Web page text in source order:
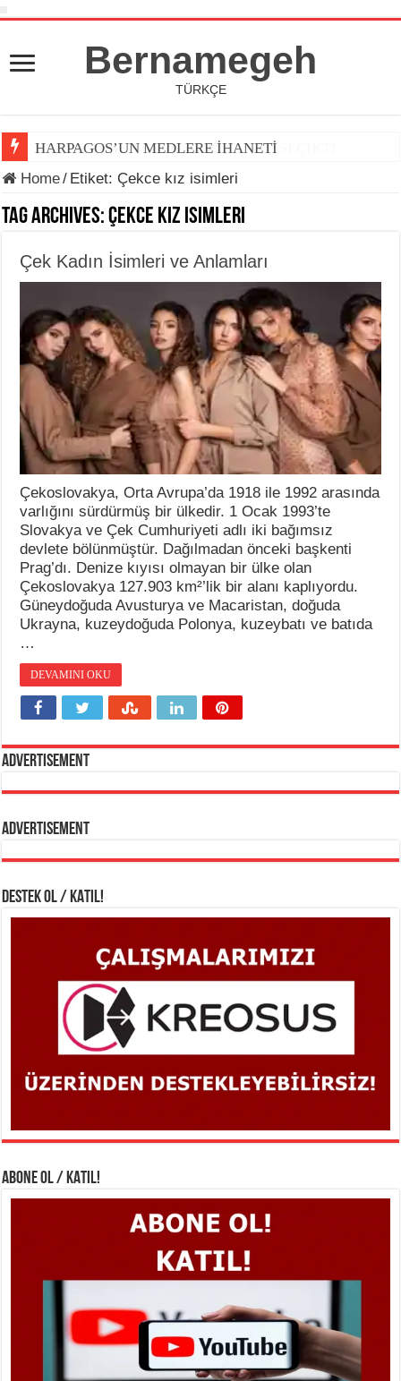
Bernamegeh
TÜRKÇE
HARPAGOS’UN MEDLERE İHANETİ
Home/ Etiket: Çekce kız isimleri
Tag Archives:Çekce kız isimleri
Çek Kadın İsimleri ve Anlamları
Çekoslovakya, Orta Avrupa’da 1918 ile 1992 arasında
varlığını sürdürmüş bir ülkedir. 1 Ocak 1993’te
Slovakya ve Çek Cumhuriyeti adlı iki bağımsız
devlete bölünmüştür. Dağılmadan önceki başkenti
Prag’dı. Denize kıyısı olmayan bir ülke olan
Çekoslovakya 127.903 km²’lik bir alanı kaplıyordu.
Güneydoğuda Avusturya ve Macaristan, doğuda
Ukrayna, kuzeydoğuda Polonya, kuzeybatı ve batıda
…
DEVAMINI OKU
Advertisement
Advertisement
DESTEK OL / KATIL!
ABONE OL / KATIL!